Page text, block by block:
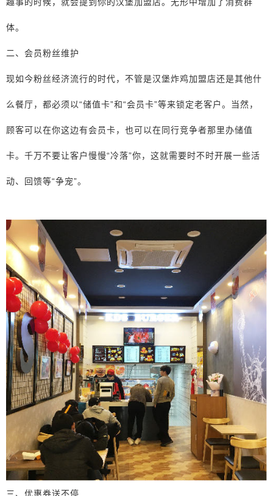
体。
二、会员粉丝维护
现如今粉丝经济流行的时代，不管是汉堡炸鸡加盟店还是其他什
么餐厅，都必须以“储值卡”和“会员卡”等来锁定老客户。当然，
顾客可以在你这边有会员卡，也可以在同行竞争者那里办储值
卡。千万不要让客户慢慢“冷落”你，这就需要时不时开展一些活
动、回馈等“争宠”。
三、优惠券送不停